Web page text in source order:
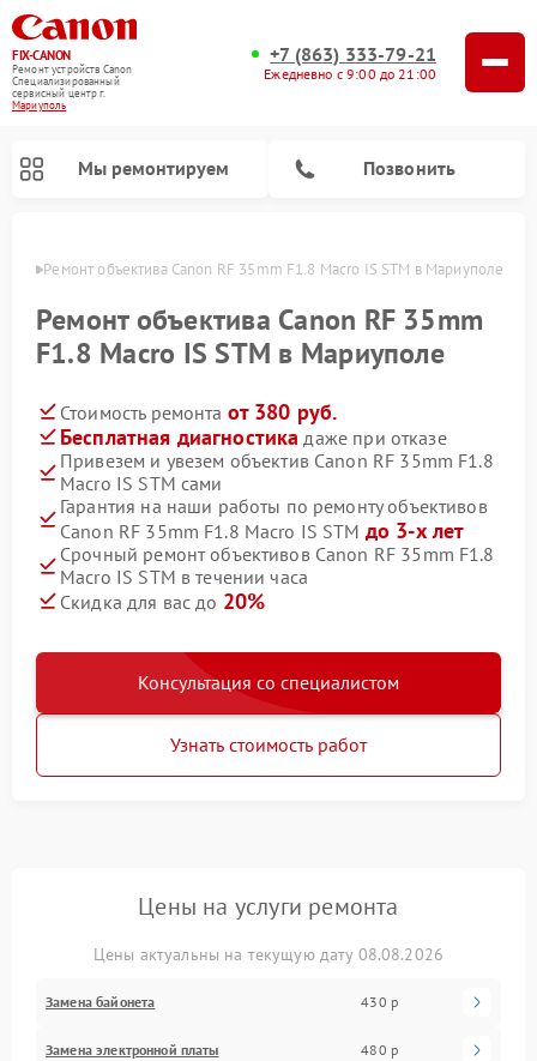
FIX-CANON
Ремонт устройств Canon
Специализированный
cервисный центр г.
Мариуполь
+7 (863) 333-79-21
Ежедневно с 9:00 до 21:00
Мы ремонтируем Позвонить
Ремонт объектива Canon RF 35mm F1.8 Macro IS STM в Мариуполе
Ремонт объектива Canon RF 35mm
F1.8 Macro IS STM в Мариуполе
Стоимость ремонта от 380 руб.
Бесплатная диагностика даже при отказе
Привезем и увезем объектив Canon RF 35mm F1.8
Macro IS STM сами
Гарантия на наши работы по ремонту объективов
Canon RF 35mm F1.8 Macro IS STM до 3-х лет
Срочный ремонт объективов Canon RF 35mm F1.8
Macro IS STM в течении часа
Скидка для вас до 20%
Консультация со специалистом
Узнать стоимость работ
Цены на услуги ремонта
Цены актуальны на текущую дату 08.08.2026
Замена байонета 430 р
Замена электронной платы 480 р